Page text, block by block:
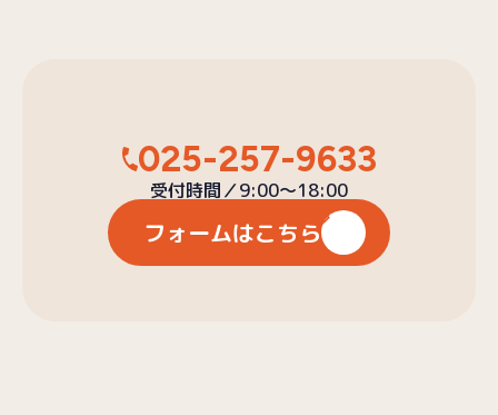
025-257-9633
受付時間／9:00〜18:00
フォームはこちら